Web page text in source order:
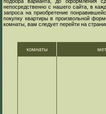
непосредственно с нашего сайта, в
запроса на приобретение
покупку квартиры в произвольной
комнаты, вам следует перейти на
комнаты